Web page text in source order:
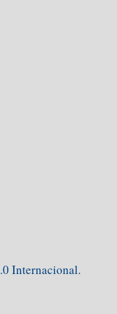
Internacional.